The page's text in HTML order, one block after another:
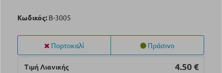
Κωδικός: B-3005
Πορτοκαλί Πράσινο
Τιμή Λιανικής 4.50 €